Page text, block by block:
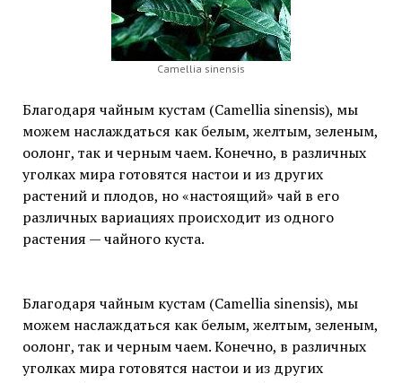
Camellia sinensis
Благодаря чайным кустам (Camellia sinensis), мы
можем наслаждаться как белым, желтым, зеленым,
оолонг, так и черным чаем. Конечно, в различных
уголках мира готовятся настои и из других
растений и плодов, но «настоящий» чай в его
различных вариациях происходит из одного
растения — чайного куста.
Благодаря чайным кустам (Camellia sinensis), мы
можем наслаждаться как белым, желтым, зеленым,
оолонг, так и черным чаем. Конечно, в различных
уголках мира готовятся настои и из других